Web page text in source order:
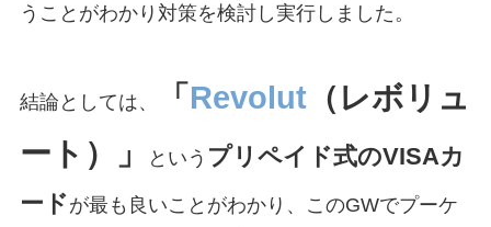
うことがわかり対策を検討し実行しました。
結論としては、 「 Revolut（レボリュ
ート）」
という プリペイド式のVISAカ
ードが最も良いことがわかり、このGWでプーケ